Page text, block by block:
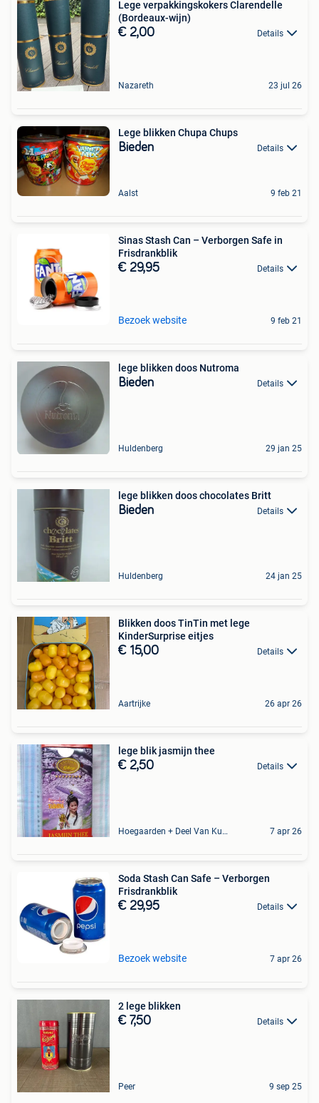
Lege verpakkingskokers Clarendelle
(Bordeaux-wijn)
€ 2,00 Details
Nazareth 23 jul 26
Lege blikken Chupa Chups
Bieden Details
Aalst 9 feb 21
Sinas Stash Can – Verborgen Safe in
Frisdrankblik
€ 29,95 Details
Bezoek website 9 feb 21
lege blikken doos Nutroma
Bieden Details
Huldenberg 29 jan 25
lege blikken doos chocolates Britt
Bieden Details
Huldenberg 24 jan 25
Blikken doos TinTin met lege
KinderSurprise eitjes
€ 15,00 Details
Aartrijke 26 apr 26
lege blik jasmijn thee
€ 2,50 Details
Hoegaarden + Deel Van Kumtich + Deel Van Tienen 7 apr 26
Soda Stash Can Safe – Verborgen
Frisdrankblik
€ 29,95 Details
Bezoek website 7 apr 26
2 lege blikken
€ 7,50 Details
Peer 9 sep 25